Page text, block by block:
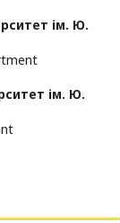
ім. Ю.
ім. Ю.